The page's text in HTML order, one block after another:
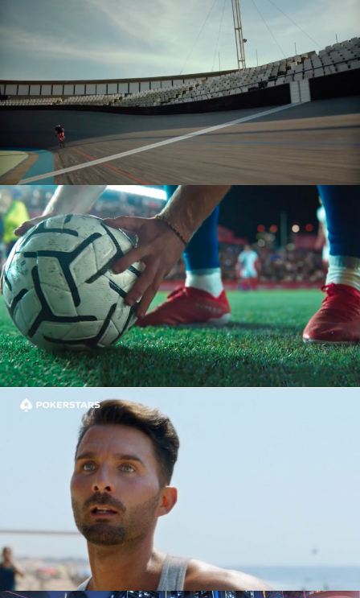
CAISSE D’EPARGNE
SPOT TV
BETCLIC
SPOT TV
POKERSTARS